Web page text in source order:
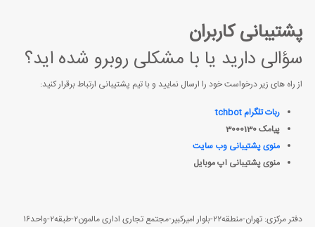
پشتیبانی کاربران
سؤالی دارید یا با مشکلی روبرو شده اید؟
از راه های زیر درخواست خود را ارسال نمایید و با تیم پشتیبانی ارتباط برقرار کنید:
ربات تلگرام tchbot
پیامک 3000130
منوی پشتیبانی وب سایت
منوی پشتیبانی اپ موبایل
دفتر مرکزی: تهران-منطقه۲۲-بلوار امیرکبیر-مجتمع تجاری اداری مالمون۲-طبقه۲-واحد۱۶